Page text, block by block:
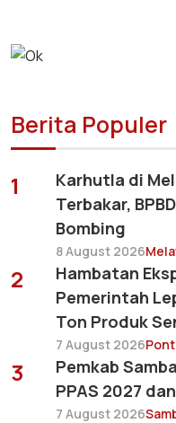
Berita Populer
1
Karhutla di
Terbakar,
Bombing
8 August 2026
2
Hambatan
Pemerintah
Ton Produk
7 August 2026
3
Pemkab
PPAS 2027
7 August 2026